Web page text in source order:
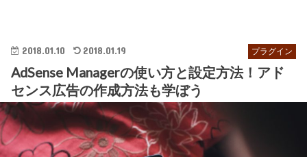
プラグイン
2018.01.10 2018.01.19
AdSense Managerの使い方と設定方法！アド
センス広告の作成方法も学ぼう